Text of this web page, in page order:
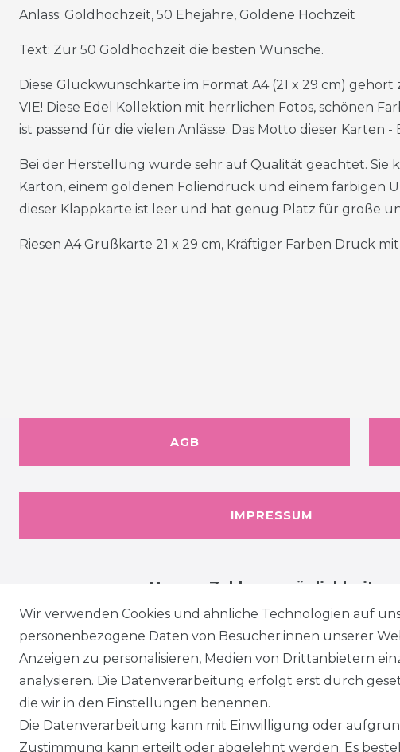
Anlass: Goldhochzeit, 50 Ehejahre, Goldene Hochzeit
Text: Zur 50 Goldhochzeit die besten Wünsche.
Diese Glückwunschkarte im Format A4 (21 x 29 cm) gehört
VIE! Diese Edel Kollektion mit herrlichen Fotos, schönen
ist passend für die vielen Anlässe. Das Motto dieser Karten
Bei der Herstellung wurde sehr auf Qualität geachtet. Sie
Karton, einem goldenen Foliendruck und einem farbigen
dieser Klappkarte ist leer und hat genug Platz für große
Riesen A4 Grußkarte 21 x 29 cm, Kräftiger Farben Druck
AGB
IMPRESSUM
Unsere Zahlungsmöglichkeiten
Wir verwenden Cookies und ähnliche Technologien auf
personenbezogene Daten von Besucher:innen unserer
Anzeigen zu personalisieren, Medien von Drittanbietern
analysieren. Die Datenverarbeitung erfolgt erst durch
die wir in den Einstellungen benennen.
Die Datenverarbeitung kann mit Einwilligung oder
Zustimmung kann erteilt oder abgelehnt werden. Es